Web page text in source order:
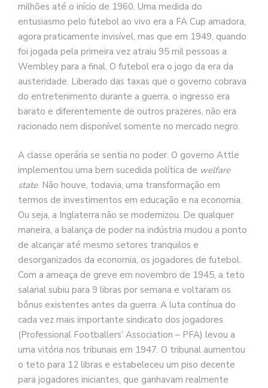
milhões até o início de 1960. Uma medida do
entusiasmo pelo futebol ao vivo era a FA Cup amadora,
agora praticamente invisível, mas que em 1949, quando
foi jogada pela primeira vez atraiu 95 mil pessoas a
Wembley para a final. O futebol era o jogo da era da
austeridade. Liberado das taxas que o governo cobrava
do entretenimento durante a guerra, o ingresso era
barato e diferentemente de outros prazeres, não era
racionado nem disponível somente no mercado negro.
A classe operária se sentia no poder. O governo Attle
implementou uma bem sucedida política de welfare
state. Não houve, todavia, uma transformação em
termos de investimentos em educação e na economia.
Ou seja, a Inglaterra não se modernizou. De qualquer
maneira, a balança de poder na indústria mudou a ponto
de alcançar até mesmo setores tranquilos e
desorganizados da economia, os jogadores de futebol.
Com a ameaça de greve em novembro de 1945, a teto
salarial subiu para 9 libras por semana e voltaram os
bônus existentes antes da guerra. A luta contínua do
cada vez mais importante sindicato dos jogadores
(Professional Footballers’ Association – PFA) levou a
uma vitória nos tribunais em 1947. O tribunal aumentou
o teto para 12 libras e estabeleceu um piso decente
para jogadores iniciantes, que ganhavam realmente